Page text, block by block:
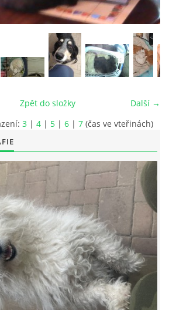
Aktualizováno: 26. 6. 2026| Nahoru ↑
Další →
Zpět do složky
3 | 4 | 5 | 6 | 7 (čas ve vteřinách)